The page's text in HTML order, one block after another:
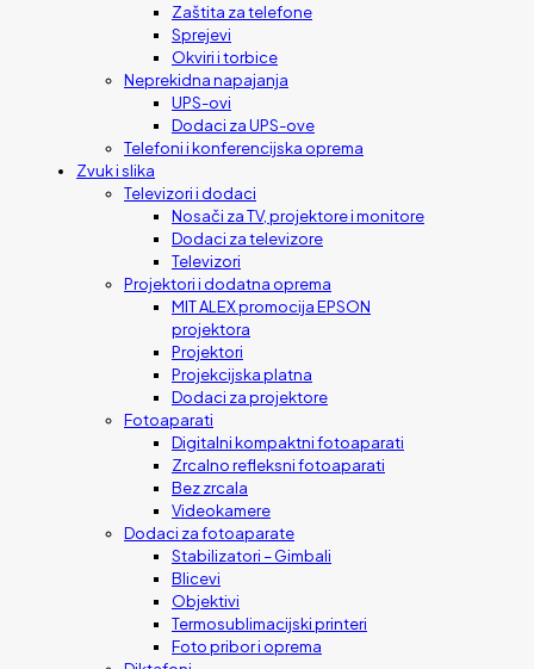
Zaštita za telefone
Sprejevi
Okviri i torbice
Neprekidna napajanja
UPS-ovi
Dodaci za UPS-ove
Telefoni i konferencijska oprema
Zvuk i slika
Televizori i dodaci
Nosači za TV, projektore i monitore
Dodaci za televizore
Televizori
Projektori i dodatna oprema
MIT ALEX promocija EPSON
projektora
Projektori
Projekcijska platna
Dodaci za projektore
Fotoaparati
Digitalni kompaktni fotoaparati
Zrcalno refleksni fotoaparati
Bez zrcala
Videokamere
Dodaci za fotoaparate
Stabilizatori – Gimbali
Blicevi
Objektivi
Termosublimacijski printeri
Foto pribor i oprema